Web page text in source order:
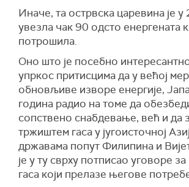
Иначе, та острвска царевина је
увезла чак 90 одсто енергената
потрошила.
Оно што је посебно интересантно
упркос притисцима да у већој
обновљиве изворе енергије,
година радио на томе да
сопствено снабдевање, већ и да
тржиштем гаса у југоисточној
државама попут Филипина и
је у ту сврху потписао уговоре
гаса који прелазе његове